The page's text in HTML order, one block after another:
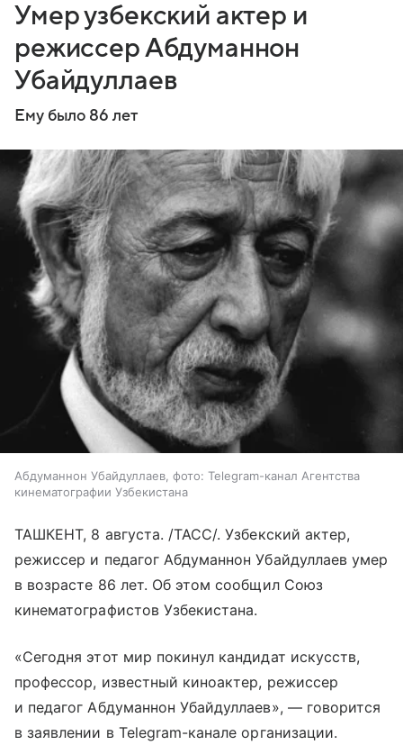
Умер узбекский актер и
режиссер Абдуманнон
Убайдуллаев
Ему было 86 лет
Абдуманнон Убайдуллаев, фото: Telegram-канал Агентства
кинематографии Узбекистана
ТАШКЕНТ, 8 августа. /ТАСС/. Узбекский актер,
режиссер и педагог Абдуманнон Убайдуллаев умер
в возрасте 86 лет. Об этом сообщил Союз
кинематографистов Узбекистана.
«Сегодня этот мир покинул кандидат искусств,
профессор, известный киноактер, режиссер
и педагог Абдуманнон Убайдуллаев», — говорится
в заявлении в Telegram-канале организации.